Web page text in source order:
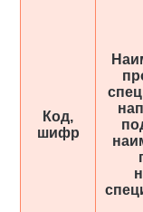
Код,
шифр